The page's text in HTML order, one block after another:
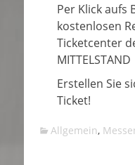
Per Klick aufs
kostenlosen
Ticketcenter
Erstellen Sie
Ticket!
Kategorien
Allgemein,